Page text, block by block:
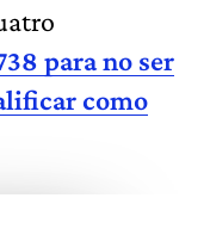
para no ser
como